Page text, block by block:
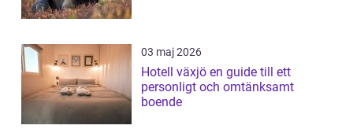
03 maj 2026
Hotell växjö en guide till ett
personligt och omtänksamt
boende